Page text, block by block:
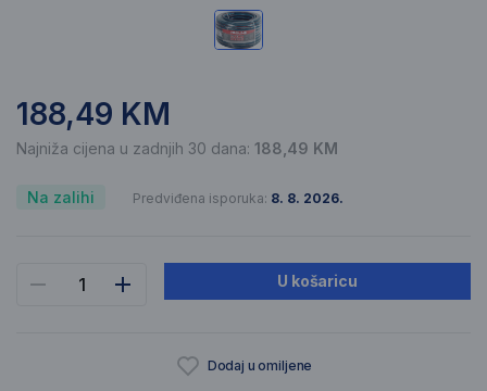
188,49 KM
Najniža cijena u zadnjih 30 dana: 188,49 KM
Na zalihi Predviđena isporuka: 8. 8. 2026.
U košaricu
Dodaj u omiljene